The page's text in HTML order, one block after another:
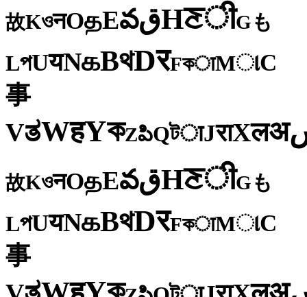
故KওनOதEవقHਣीGも
LপUयNகBথDरFকाMાC
事
VತWहYকZపిQটाJराXलअ
故KওनOதEవقHਣीGも
LপUयNகBথDरFকाMાC
事